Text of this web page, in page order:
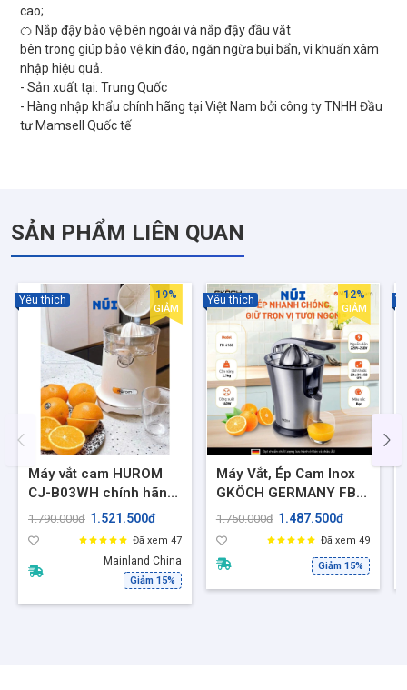
cao;
🍊 Nắp đậy bảo vệ bên ngoài và nắp đậy đầu vắt
bên trong giúp bảo vệ kín đáo, ngăn ngừa bụi bẩn, vi khuẩn xâm
nhập hiệu quả.
- Sản xuất tại: Trung Quốc
- Hàng nhập khẩu chính hãng tại Việt Nam bởi công ty TNHH Đầu
SẢN PHẨM LIÊN QUAN
Máy vắt cam HUROM
CJ-B03WH chính hãng,
ép nhanh 30s, không
1.790.000đ 1.521.500đ
Đã xem 47
Mainland China
Giảm 15%
Yêu thích 19%
GIẢM
Máy Vắt, Ép Cam Inox
GKÖCH GERMANY FB-
616B, Công Suất 160W
Cao Cấp, BH 12 Tháng
1.750.000đ 1.487.500đ
Đã xem 49
Giảm 15%
Yêu thích 12%
GIẢM